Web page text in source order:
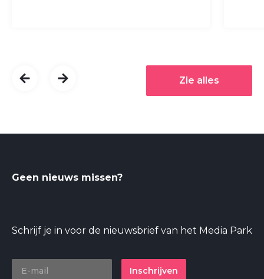
Zie alles
Geen nieuws missen?
Schrijf je in voor de nieuwsbrief van het Media Park
Inschrijven